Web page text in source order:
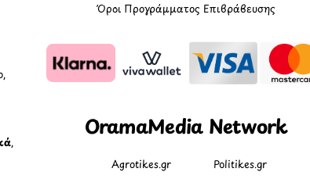
,
Όροι Προγράμματος Επιβράβευσης
OramaMedia Network
Agrotikes.gr Politikes.gr